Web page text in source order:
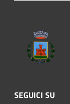
SEGUICI SU